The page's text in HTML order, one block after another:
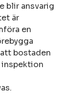
blir ansvarig
är
en
bostaden
inspektion